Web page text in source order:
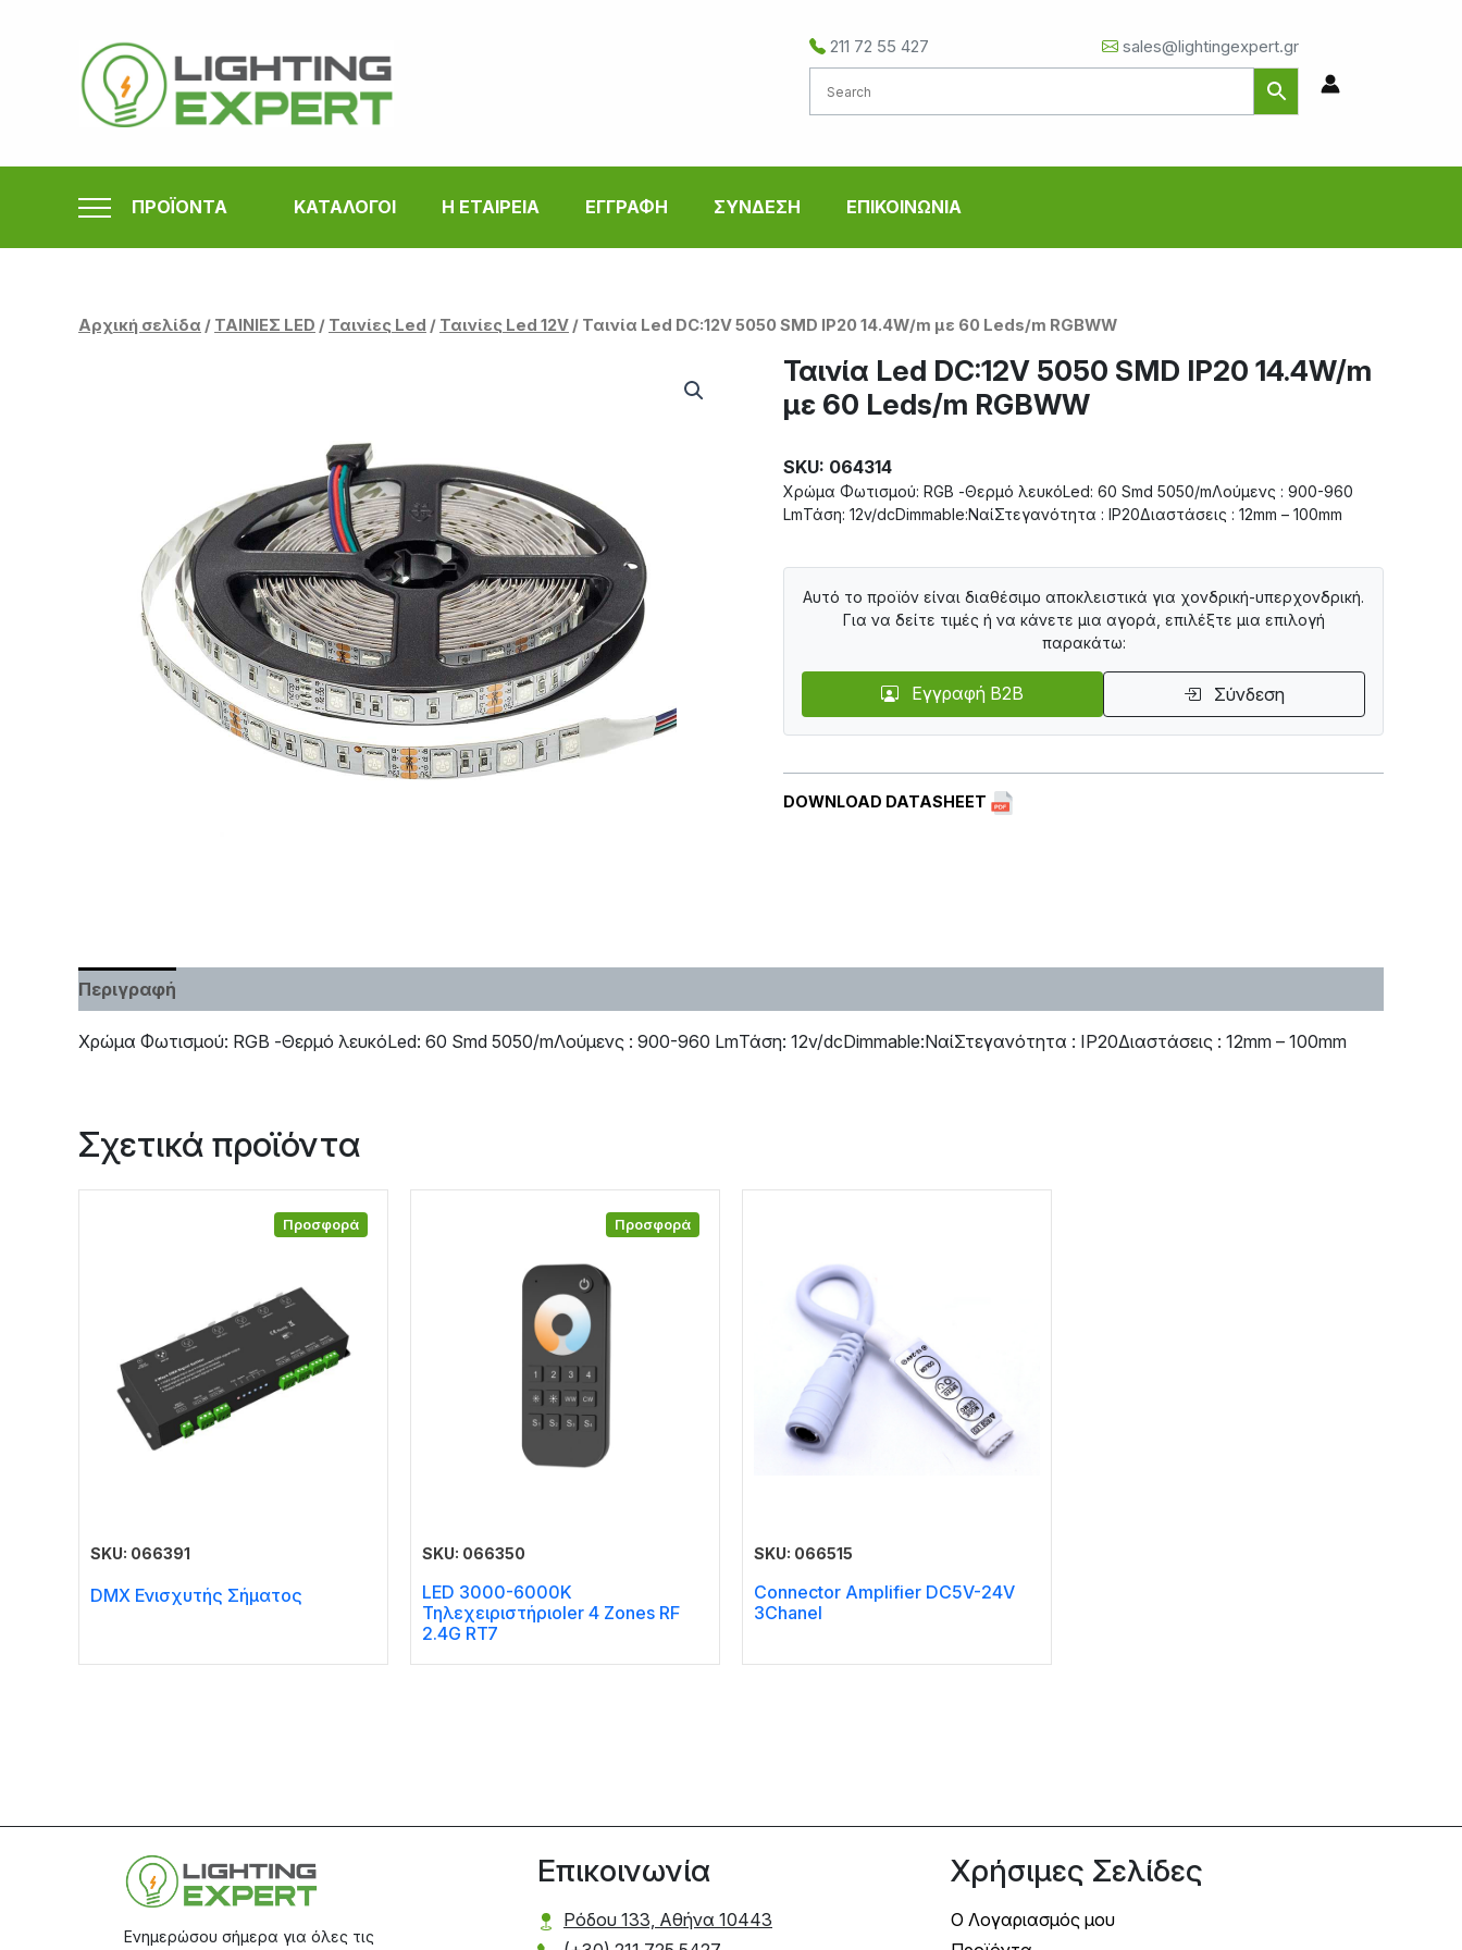
περιεχόμενο
211 72 55 427 sales@lightingexpert.gr
ΠΡΟΪΟΝΤΑ ΚΑΤΑΛΟΓΟΙ Η ΕΤΑΙΡΕΙΑ ΕΓΓΡΑΦΗ ΣΥΝΔΕΣΗ ΕΠΙΚΟΙΝΩΝΙΑ
Αρχική σελίδα / ΤΑΙΝΙΕΣ LED / Ταινίες Led / Ταινίες Led 12V / Ταινία Led DC:12V 5050 SMD IP20 14.4W/m με 60 Leds/m RGBWW
Ταινία Led DC:12V 5050 SMD IP20 14.4W/m
με 60 Leds/m RGBWW
SKU: 064314
Χρώμα Φωτισμού: RGB -Θερμό λευκόLed: 60 Smd 5050/mΛούμενς : 900-960
LmΤάση: 12v/dcDimmable:ΝαίΣτεγανότητα : IP20Διαστάσεις : 12mm – 100mm
DOWNLOAD DATASHEET
Αυτό το προϊόν είναι διαθέσιμο αποκλειστικά για χονδρική-υπερχονδρική.
Για να δείτε τιμές ή να κάνετε μια αγορά, επιλέξτε μια επιλογή
παρακάτω:
Εγγραφή B2B Σύνδεση
Περιγραφή
Χρώμα Φωτισμού: RGB -Θερμό λευκόLed: 60 Smd 5050/mΛούμενς : 900-960 LmΤάση: 12v/dcDimmable:ΝαίΣτεγανότητα : IP20Διαστάσεις : 12mm – 100mm
Σχετικά προϊόντα
Προσφορά
SKU: 066391
DMX Ενισχυτής Σήματος
Προσφορά
SKU: 066350
LED 3000-6000K
Τηλεχειριστήριοler 4 Zones RF
2.4G RT7
SKU: 066515
Connector Amplifier DC5V-24V
3Chanel
Ενημερώσου σήμερα για όλες τις
Επικοινωνία
Ρόδου 133, Αθήνα 10443
Χρήσιμες Σελίδες
Ο Λογαριασμός μου